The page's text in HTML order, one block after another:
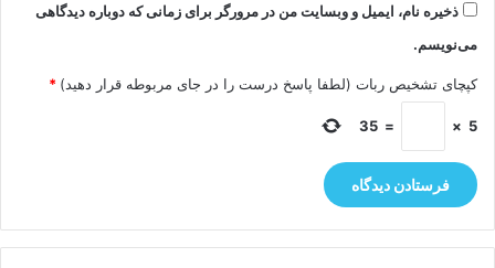
ذخیره نام، ایمیل و وبسایت من در مرورگر برای زمانی که دوباره دیدگاهی
می‌نویسم.
کپچای تشخیص ربات (لطفا پاسخ درست را در جای مربوطه قرار دهید) *
5
×
=
35